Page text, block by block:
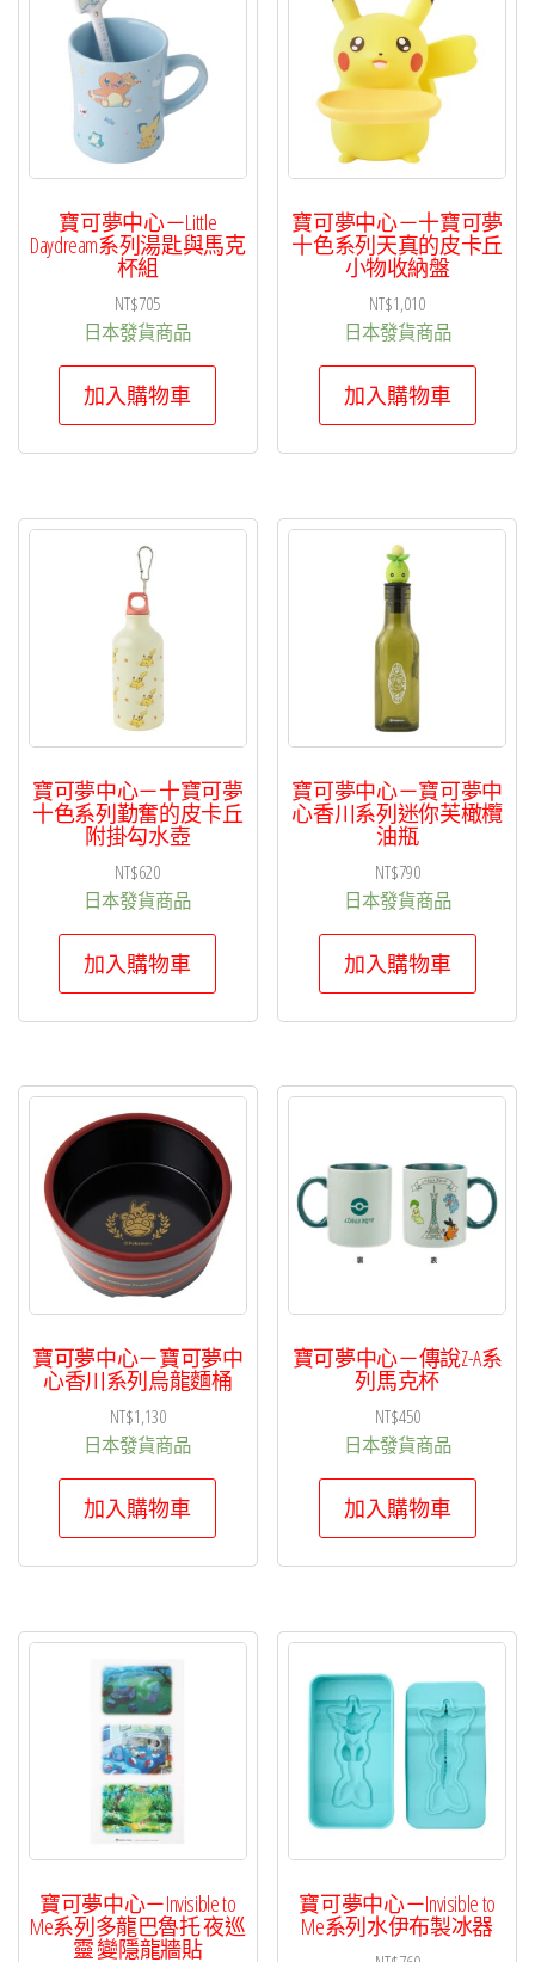
寶可夢中心－Little
Daydream系列湯匙與馬克
杯組
NT$705
日本發貨商品
加入購物車
寶可夢中心－十寶可夢
十色系列天真的皮卡丘
小物收納盤
NT$1,010
日本發貨商品
加入購物車
寶可夢中心－十寶可夢
十色系列勤奮的皮卡丘
附掛勾水壺
NT$620
日本發貨商品
加入購物車
寶可夢中心－寶可夢中
心香川系列迷你芙橄欖
油瓶
NT$790
日本發貨商品
加入購物車
寶可夢中心－寶可夢中
心香川系列烏龍麵桶
NT$1,130
日本發貨商品
加入購物車
寶可夢中心－傳說Z-A系
列馬克杯
NT$450
日本發貨商品
加入購物車
寶可夢中心－Invisible to
Me系列多龍巴魯托 夜巡
靈 變隱龍牆貼
寶可夢中心－Invisible to
Me系列水伊布製冰器